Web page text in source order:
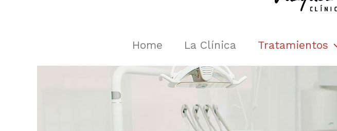
Home La Clínica Tratamientos